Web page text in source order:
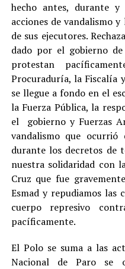
hecho antes, durante y
acciones de vandalismo
de sus ejecutores.
dado por el gobierno
protestan
Procuraduría, la Fiscalía
se llegue a fondo en el
la Fuerza Pública, la
el gobierno y Fuerzas
vandalismo que
durante los decretos de
nuestra solidaridad con
Cruz que fue
Esmad y repudiamos las
cuerpo represivo
pacíficamente.
El Polo se suma a las
Nacional de Paro se